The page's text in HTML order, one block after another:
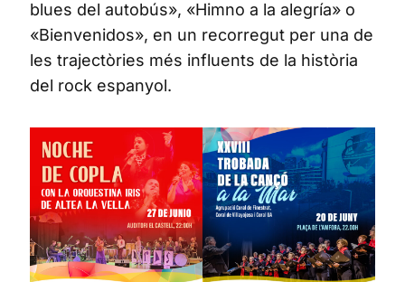
blues del autobús», «Himno a la alegría» o
«Bienvenidos», en un recorregut per una de
les trajectòries més influents de la història
del rock espanyol.